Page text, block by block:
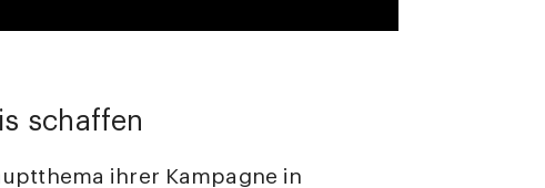
schaffen
ihrer Kampagne in